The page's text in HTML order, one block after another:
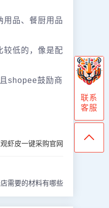
用品、餐厨用品
较低的，像是配
shopee鼓励商
虾皮一键采购官网
需要的材料有哪些
联系
客服